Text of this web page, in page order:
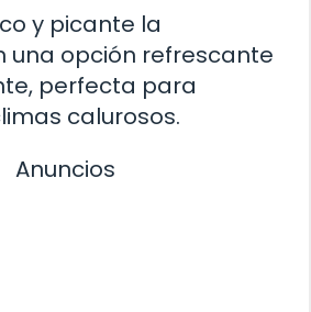
y picante la
una opción refrescante
perfecta para
calurosos.
Anuncios